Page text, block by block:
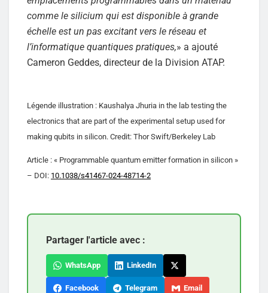
comme le silicium qui est disponible à grande
échelle est un pas excitant vers le réseau et
l’informatique quantiques pratiques,» a ajouté
Cameron Geddes, directeur de la Division ATAP.
Légende illustration : Kaushalya Jhuria in the lab testing the
electronics that are part of the experimental setup used for
making qubits in silicon. Credit: Thor Swift/Berkeley Lab
Article : « Programmable quantum emitter formation in silicon »
– DOI: 10.1038/s41467-024-48714-2
Partager l'article avec :
WhatsApp LinkedIn
Facebook Telegram Email